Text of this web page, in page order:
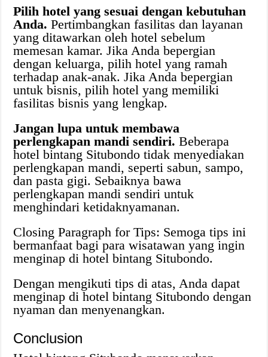
Pilih hotel yang sesuai dengan kebutuhan
Anda. Pertimbangkan fasilitas dan layanan
yang ditawarkan oleh hotel sebelum
memesan kamar. Jika Anda bepergian
dengan keluarga, pilih hotel yang ramah
terhadap anak-anak. Jika Anda bepergian
untuk bisnis, pilih hotel yang memiliki
fasilitas bisnis yang lengkap.
Jangan lupa untuk membawa
perlengkapan mandi sendiri. Beberapa
hotel bintang Situbondo tidak menyediakan
perlengkapan mandi, seperti sabun, sampo,
dan pasta gigi. Sebaiknya bawa
perlengkapan mandi sendiri untuk
menghindari ketidaknyamanan.
Closing Paragraph for Tips: Semoga tips ini
bermanfaat bagi para wisatawan yang ingin
menginap di hotel bintang Situbondo.
Dengan mengikuti tips di atas, Anda dapat
menginap di hotel bintang Situbondo dengan
nyaman dan menyenangkan.
Conclusion